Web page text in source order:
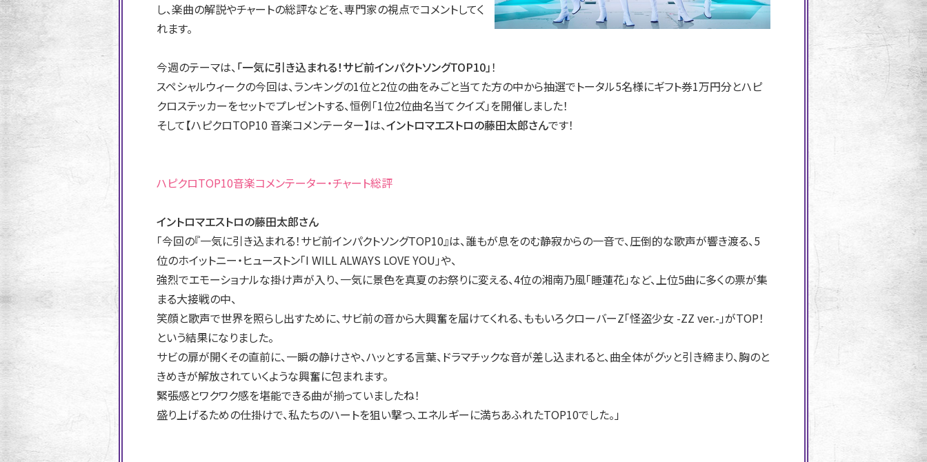
し、楽曲の解説やチャートの総評などを、専門家の視点でコメントしてく
れます。
今週のテーマは、「一気に引き込まれる！サビ前インパクトソングTOP10」！
スペシャルウィークの今回は、ランキングの1位と2位の曲をみごと当てた方の中から抽選でトータル5名様にギフト券1万円分とハピ
クロステッカーをセットでプレゼントする、恒例「1位2位曲名当てクイズ」を開催しました！
そして【ハピクロTOP10 音楽コメンテーター】は、イントロマエストロの藤田太郎さんです！
ハピクロTOP10音楽コメンテーター・チャート総評
イントロマエストロの藤田太郎さん
「今回の『一気に引き込まれる！サビ前インパクトソングTOP10』は、誰もが息をのむ静寂からの一音で、圧倒的な歌声が響き渡る、5
位のホイットニー・ヒューストン「I WILL ALWAYS LOVE YOU」や、
強烈でエモーショナルな掛け声が入り、一気に景色を真夏のお祭りに変える、4位の湘南乃風「睡蓮花」など、上位5曲に多くの票が集
まる大接戦の中、
笑顔と歌声で世界を照らし出すために、サビ前の音から大興奮を届けてくれる、ももいろクローバーZ「怪盗少女 -ZZ ver.-」がTOP！
という結果になりました。
サビの扉が開くその直前に、一瞬の静けさや、ハッとする言葉、ドラマチックな音が差し込まれると、曲全体がグッと引き締まり、胸のと
きめきが解放されていくような興奮に包まれます。
緊張感とワクワク感を堪能できる曲が揃っていましたね！
盛り上げるための仕掛けで、私たちのハートを狙い撃つ、エネルギーに満ちあふれたTOP10でした。」